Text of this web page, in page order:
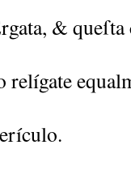
&
relígate